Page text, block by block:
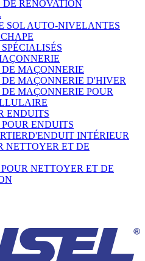
DE RÉNOVATION
SOL AUTO-NIVELANTES
DE MAÇONNERIE
DE MAÇONNERIE D'HIVER
MAÇONNERIE POUR
ENDUITS
ENDUITS
INTÉRIEUR
NETTOYER ET DE
NETTOYER ET DE